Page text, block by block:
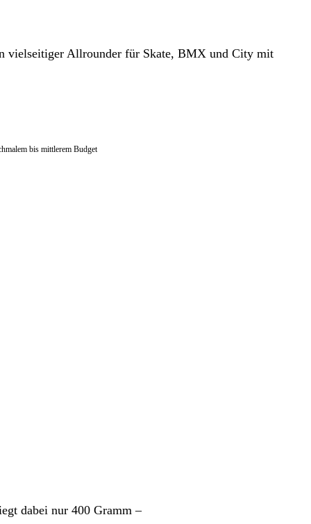
vielseitiger Allrounder für Skate, BMX und City mit
bis mittlerem Budget
dabei nur 400 Gramm –